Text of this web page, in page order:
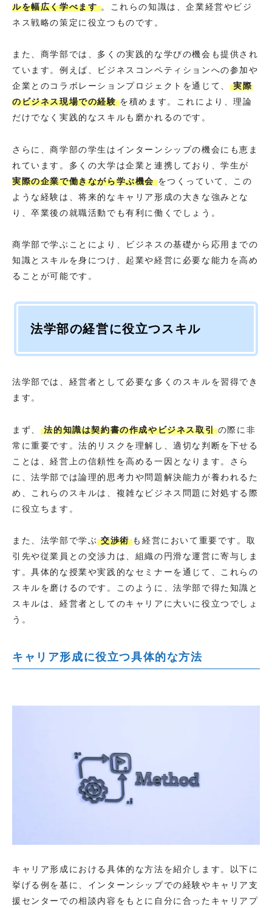
ルを幅広く学べます。これらの知識は、企業経営やビジ
ネス戦略の策定に役立つものです。
また、商学部では、多くの実践的な学びの機会も提供され
ています。例えば、ビジネスコンペティションへの参加や
企業とのコラボレーションプロジェクトを通じて、 実際
のビジネス現場での経験を積めます。これにより、理論
だけでなく実践的なスキルも磨かれるのです。
さらに、商学部の学生はインターンシップの機会にも恵ま
れています。多くの大学は企業と連携しており、学生が
実際の企業で働きながら学ぶ機会をつくっていて、この
ような経験は、将来的なキャリア形成の大きな強みとな
り、卒業後の就職活動でも有利に働くでしょう。
商学部で学ぶことにより、ビジネスの基礎から応用までの
知識とスキルを身につけ、起業や経営に必要な能力を高め
ることが可能です。
法学部の経営に役立つスキル
法学部では、経営者として必要な多くのスキルを習得でき
ます。
まず、 法的知識は契約書の作成やビジネス取引の際に非
常に重要です。法的リスクを理解し、適切な判断を下せる
ことは、経営上の信頼性を高める一因となります。さら
に、法学部では論理的思考力や問題解決能力が養われるた
め、これらのスキルは、複雑なビジネス問題に対処する際
に役立ちます。
また、法学部で学ぶ交渉術も経営において重要です。取
引先や従業員との交渉力は、組織の円滑な運営に寄与しま
す。具体的な授業や実践的なセミナーを通じて、これらの
スキルを磨けるのです。このように、法学部で得た知識と
スキルは、経営者としてのキャリアに大いに役立つでしょ
う。
キャリア形成に役立つ具体的な方法
キャリア形成における具体的な方法を紹介します。以下に
挙げる例を基に、インターンシップでの経験やキャリア支
援センターでの相談内容をもとに自分に合ったキャリアプ